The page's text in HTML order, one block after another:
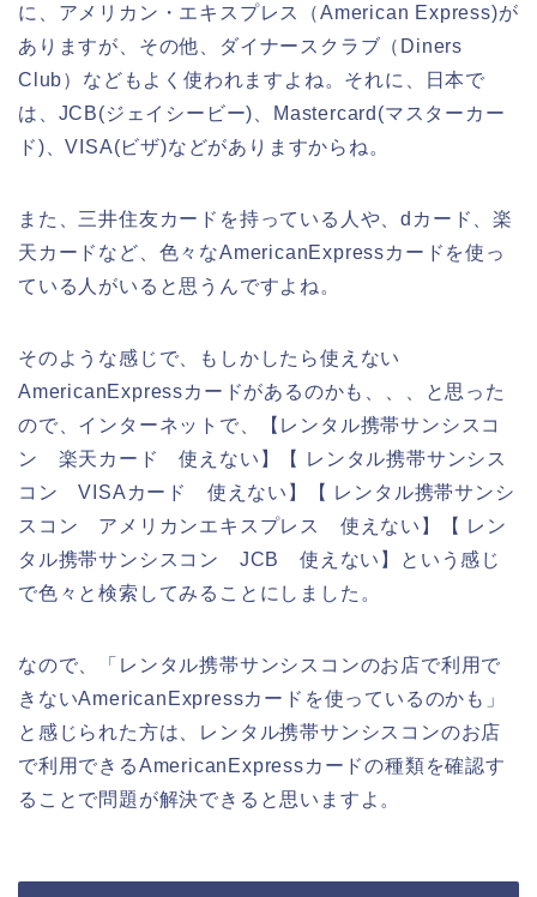
に、アメリカン・エキスプレス（American Express)が
ありますが、その他、ダイナースクラブ（Diners
Club）などもよく使われますよね。それに、日本で
は、JCB(ジェイシービー)、Mastercard(マスターカー
ド)、VISA(ビザ)などがありますからね。
また、三井住友カードを持っている人や、dカード、楽
天カードなど、色々なAmericanExpressカードを使っ
ている人がいると思うんですよね。
そのような感じで、もしかしたら使えない
AmericanExpressカードがあるのかも、、、と思った
ので、インターネットで、【レンタル携帯サンシスコ
ン 楽天カード 使えない】【 レンタル携帯サンシス
コン VISAカード 使えない】【 レンタル携帯サンシ
スコン アメリカンエキスプレス 使えない】【 レン
タル携帯サンシスコン JCB 使えない】という感じ
で色々と検索してみることにしました。
なので、「レンタル携帯サンシスコンのお店で利用で
きないAmericanExpressカードを使っているのかも」
と感じられた方は、レンタル携帯サンシスコンのお店
で利用できるAmericanExpressカードの種類を確認す
ることで問題が解決できると思いますよ。